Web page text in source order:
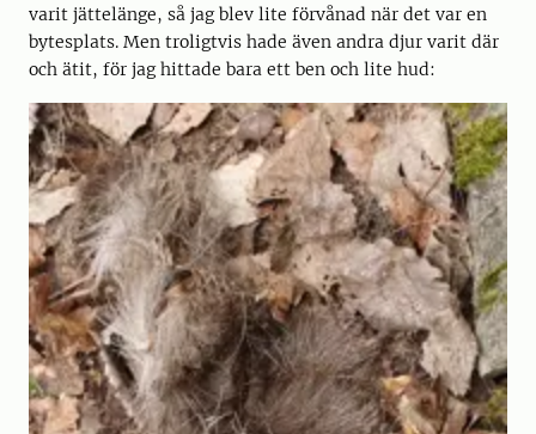
varit jättelänge, så jag blev lite förvånad när det var en
bytesplats. Men troligtvis hade även andra djur varit där
och ätit, för jag hittade bara ett ben och lite hud: